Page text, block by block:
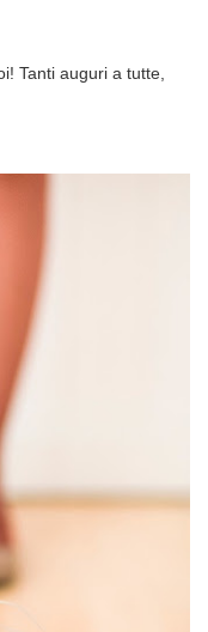
Tanti auguri a tutte,